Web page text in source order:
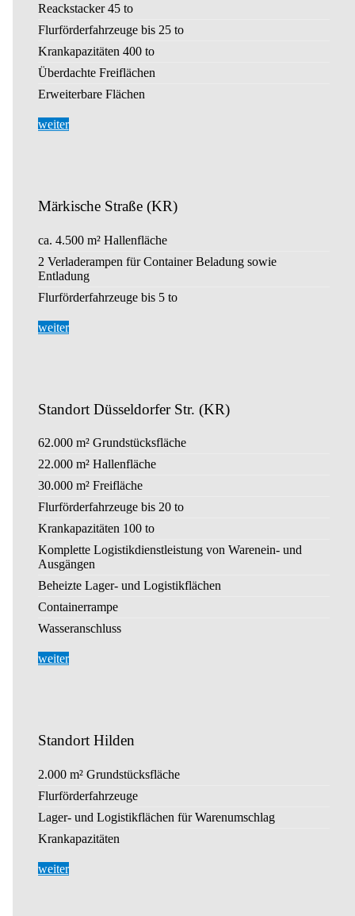
Reackstacker 45 to
Flurförderfahrzeuge bis 25 to
Krankapazitäten 400 to
Überdachte Freiflächen
Erweiterbare Flächen
weiter
Märkische Straße (KR)
ca. 4.500 m² Hallenfläche
2 Verladerampen für Container Beladung sowie
Entladung
Flurförderfahrzeuge bis 5 to
weiter
Standort Düsseldorfer Str. (KR)
62.000 m² Grundstücksfläche
22.000 m² Hallenfläche
30.000 m² Freifläche
Flurförderfahrzeuge bis 20 to
Krankapazitäten 100 to
Komplette Logistikdienstleistung von Warenein- und
Ausgängen
Beheizte Lager- und Logistikflächen
Containerrampe
Wasseranschluss
weiter
Standort Hilden
2.000 m² Grundstücksfläche
Flurförderfahrzeuge
Lager- und Logistikflächen für Warenumschlag
Krankapazitäten
weiter